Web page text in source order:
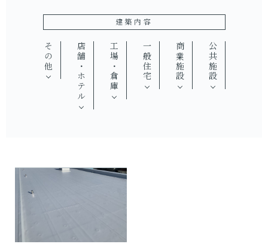
建築内容
公共施設
商業施設
一般住宅
工場・倉庫
店舗・ホテル
その他